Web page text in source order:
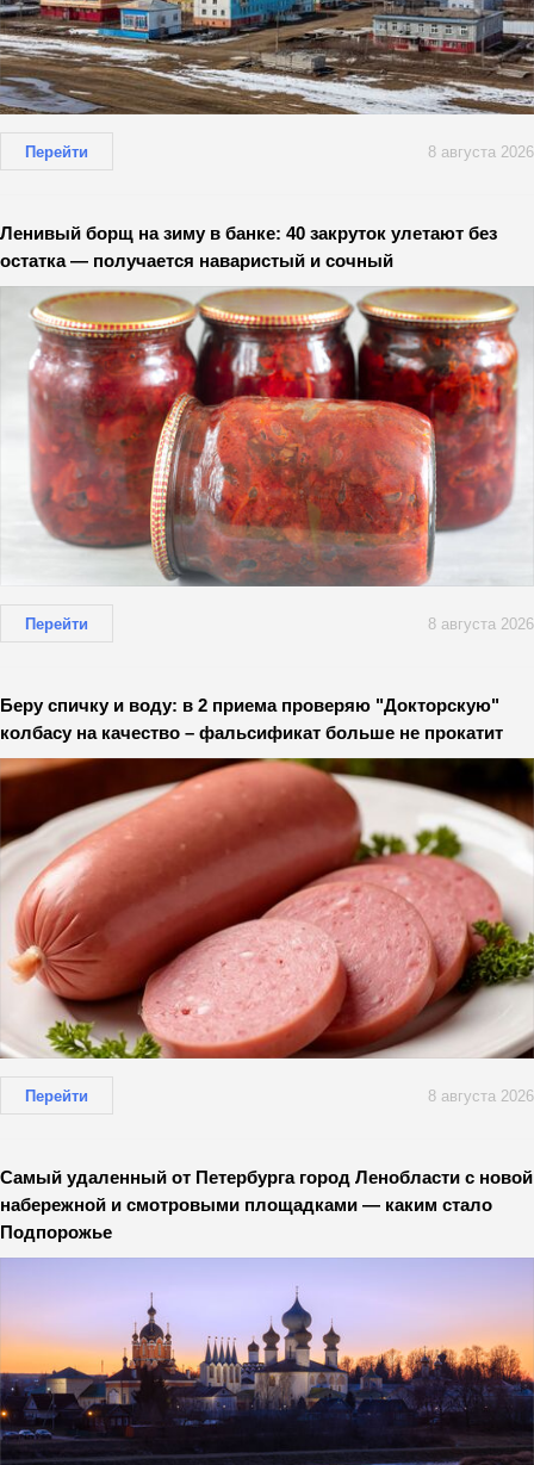
Перейти 8 августа 2026
Ленивый борщ на зиму в банке: 40 закруток улетают без
остатка — получается наваристый и сочный
Перейти 8 августа 2026
Беру спичку и воду: в 2 приема проверяю "Докторскую"
колбасу на качество – фальсификат больше не прокатит
Перейти 8 августа 2026
Самый удаленный от Петербурга город Ленобласти с новой
набережной и смотровыми площадками — каким стало
Подпорожье